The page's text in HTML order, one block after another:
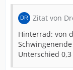
Zitat von
Hinterrad: von
Unterschied